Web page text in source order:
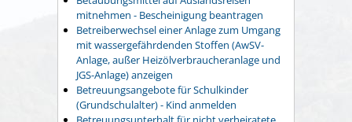
mitnehmen - Bescheinigung beantragen
Betreiberwechsel einer Anlage zum Umgang
mit wassergefährdenden Stoffen (AwSV-
Anlage, außer Heizölverbraucheranlage und
JGS-Anlage) anzeigen
Betreuungsangebote für Schulkinder
(Grundschulalter) - Kind anmelden